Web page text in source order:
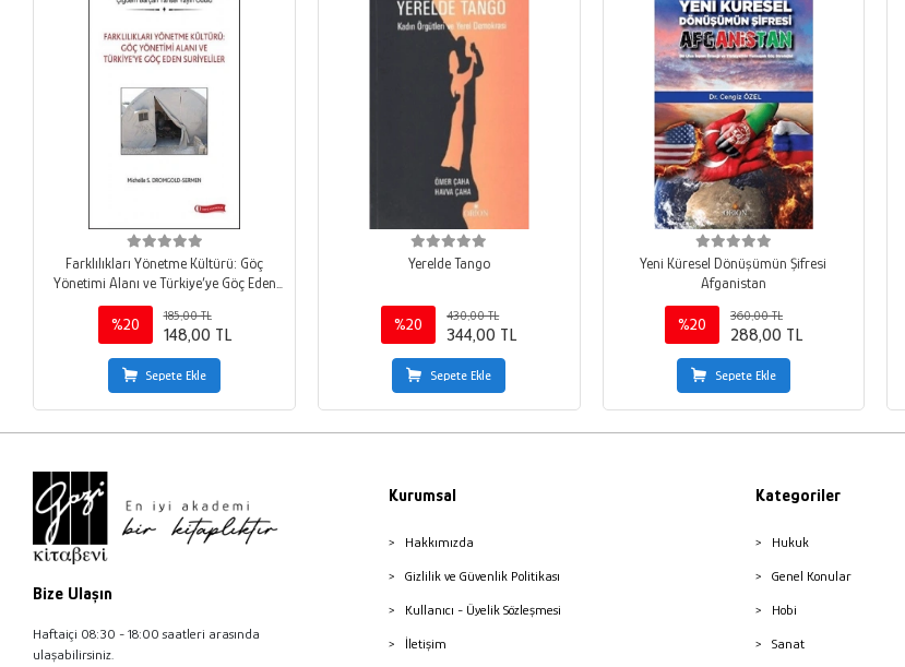
Farklılıkları Yönetme Kültürü: Göç
Yönetimi Alanı ve Türkiye’ye Göç Eden
Suriyeliler
%20
185,00 TL
148,00 TL
Sepete Ekle
Yerelde Tango
%20
430,00 TL
344,00 TL
Sepete Ekle
Yeni Küresel Dönüşümün Şifresi
Afganistan
%20
360,00 TL
288,00 TL
Sepete Ekle
Bize Ulaşın
Haftaiçi 08:30 - 18:00 saatleri arasında
ulaşabilirsiniz.
Kurumsal
Hakkımızda
Gizlilik ve Güvenlik Politikası
Kullanıcı - Üyelik Sözleşmesi
İletişim
Kategoriler
Hukuk
Genel Konular
Hobi
Sanat